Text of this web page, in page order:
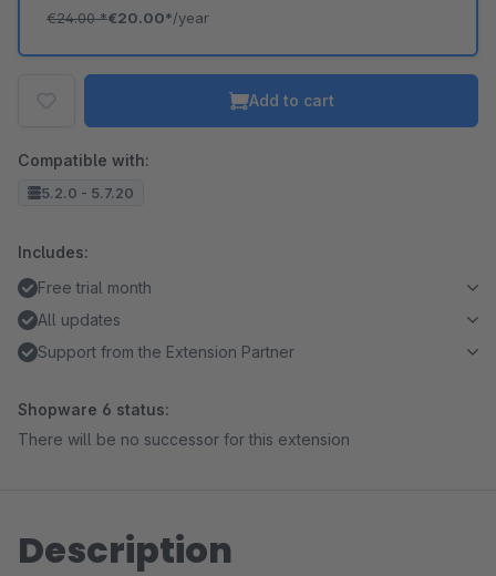
€24.00*€20.00*/year
Add to cart
Compatible with:
5.2.0 - 5.7.20
Includes:
Free trial month
All updates
Support from the Extension Partner
Shopware 6 status:
There will be no successor for this extension
Description